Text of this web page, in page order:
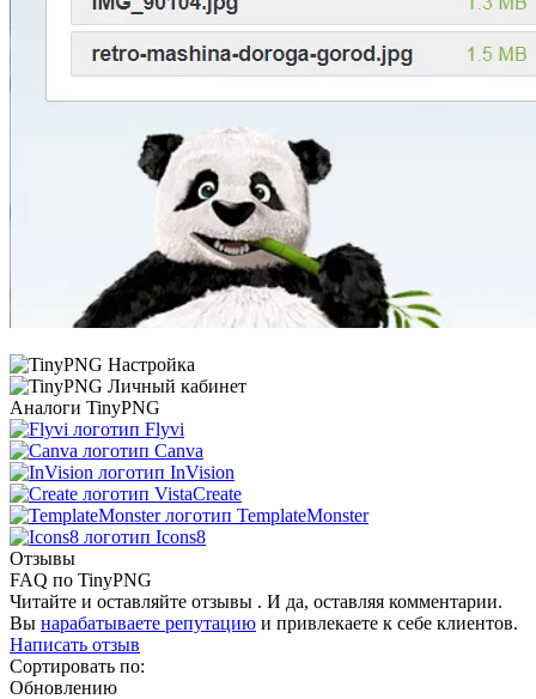
Аналоги TinyPNG
Flyvi
Canva
InVision
VistaCreate
TemplateMonster
Icons8
Отзывы
FAQ по TinyPNG
Читайте и оставляйте отзывы . И да, оставляя комментарии.
Вы нарабатываете репутацию и привлекаете к себе клиентов.
Написать отзыв
Сортировать по:
Обновлению